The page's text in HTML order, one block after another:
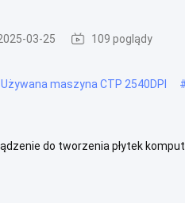
03-25 109 poglądy
Używana maszyna CTP 2540DPI
do tworzenia płytek